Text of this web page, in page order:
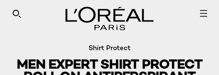
SEARCH THIS SITE
Shirt Protect
MEN EXPERT SHIRT PROTECT